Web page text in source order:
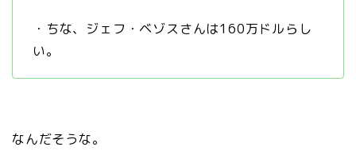
・ちな、ジェフ・ベゾスさんは160万ドルらし
い。
なんだそうな。